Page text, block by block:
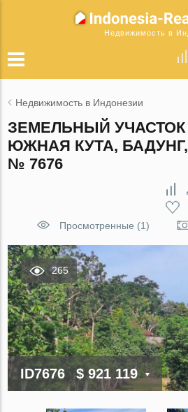
Недвижимость в
Недвижимость в Индонезии
ЗЕМЕЛЬНЫЙ УЧАСТОК
ЮЖНАЯ КУТА,
№ 7676
Просмотренные (1)
265
ID7676 $ 921 119